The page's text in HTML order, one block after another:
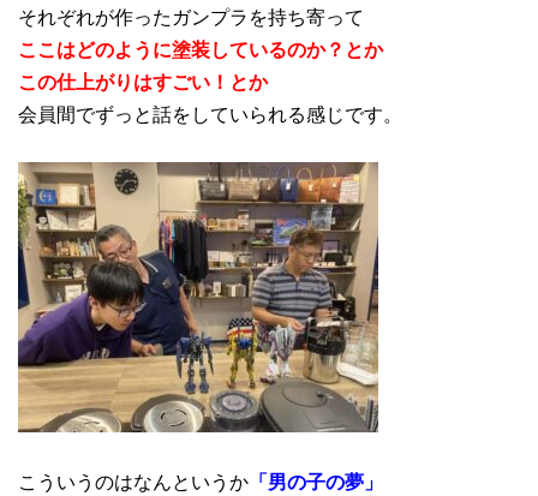
それぞれが作ったガンプラを持ち寄って
ここはどのように塗装しているのか？とか
この仕上がりはすごい！とか
会員間でずっと話をしていられる感じです。
こういうのはなんというか 「男の子の夢」